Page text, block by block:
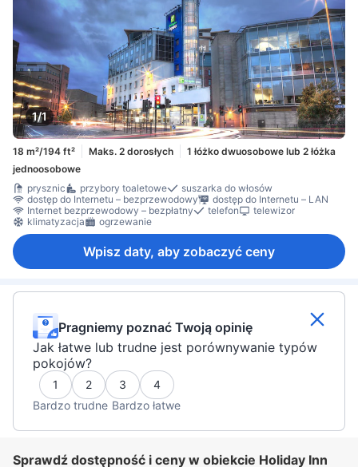
1/1
18 m²/194 ft² Maks. 2 dorosłych
1 łóżko dwuosobowe lub 2 łóżka
jednoosobowe
prysznic
przybory toaletowe
suszarka do włosów
dostęp do Internetu – bezprzewodowy
dostęp do Internetu – LAN
Internet bezprzewodowy – bezpłatny
telefon
telewizor
klimatyzacja
ogrzewanie
Wpisz daty, aby zobaczyć ceny
Pragniemy poznać Twoją opinię
Jak łatwe lub trudne jest porównywanie typów
pokojów?
1 2 3
4
Bardzo trudne Bardzo łatwe
Sprawdź dostępność i ceny w obiekcie Holiday Inn